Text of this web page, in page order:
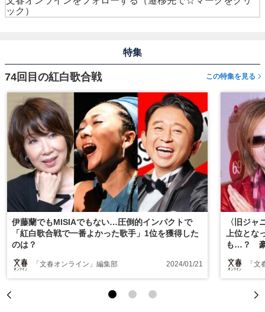
ック）
特集
74回目の紅白歌合戦 この特集を見る
伊藤蘭でもMISIAでもない…圧倒的インパクトで
「紅白歌合戦で一番よかった歌手」1位を獲得した
のは？
「文春オンライン」編集部 2024/01/21
〈旧ジャ
上位と
も…？ 豪
「